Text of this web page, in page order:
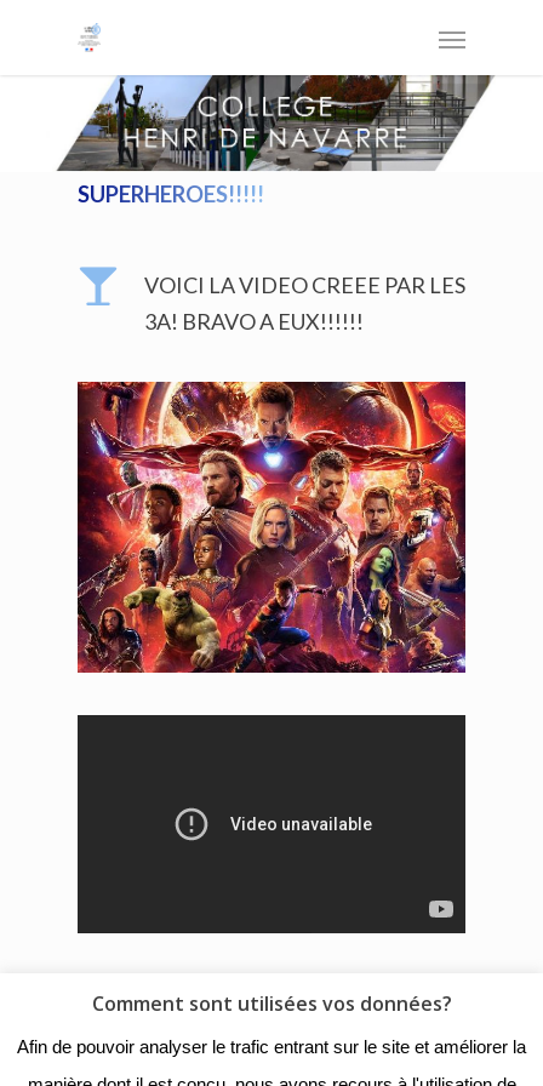
SUPERHEROES!!!!!
VOICI LA VIDEO CREEE PAR LES
3A! BRAVO A EUX!!!!!!
© 2018 - Collège Henri de
Comment sont utilisées vos données?
Afin de pouvoir analyser le trafic entrant sur le site et améliorer la